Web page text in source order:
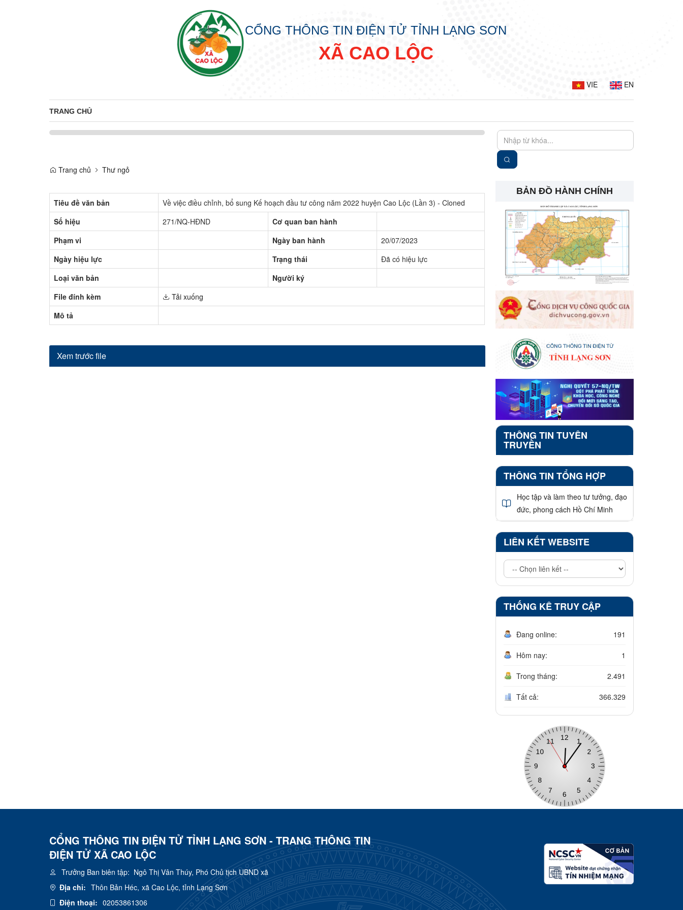
CỔNG THÔNG TIN ĐIỆN TỬ TỈNH LẠNG SƠN
XÃ CAO LỘC
VIE EN
TRANG CHỦ
Trang chủ Thư ngỏ
Tiêu đề văn bản
Về việc điều chỉnh, bổ sung Kế hoạch đầu tư công năm 2022 huyện Cao Lộc (Lần 3) - Cloned
Số hiệu
271/NQ-HĐND
Cơ quan ban hành
Phạm vi
Ngày ban hành
20/07/2023
Ngày hiệu lực
Trạng thái
Đã có hiệu lực
Loại văn bản
Người ký
File đính kèm
Tải xuống
Mô tả
Xem trước file
BẢN ĐỒ HÀNH CHÍNH
THÔNG TIN TUYÊN
TRUYỀN
THÔNG TIN TỔNG HỢP
Học tập và làm theo tư tưởng, đạo
đức, phong cách Hồ Chí Minh
LIÊN KẾT WEBSITE
THỐNG KÊ TRUY CẬP
Đang online: 191
Hôm nay: 1
Trong tháng: 2.491
Tất cả: 366.329
CỔNG THÔNG TIN ĐIỆN TỬ TỈNH LẠNG SƠN - TRANG THÔNG TIN
ĐIỆN TỬ XÃ CAO LỘC
Trưởng Ban biên tập: Ngô Thị Vân Thúy, Phó Chủ tịch UBND xã
Địa chỉ: Thôn Bản Héc, xã Cao Lộc, tỉnh Lạng Sơn
Điện thoại: 02053861306